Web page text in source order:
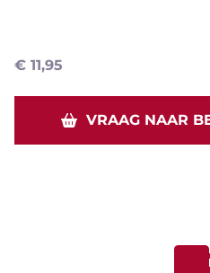
€ 11,95
VRAAG NAAR